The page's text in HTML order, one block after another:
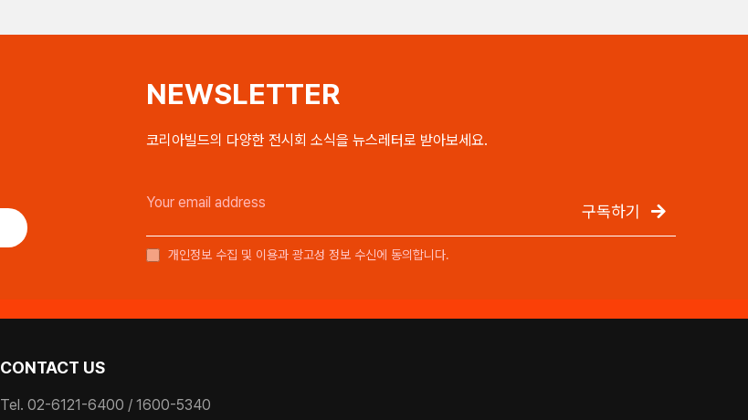
NEWSLETTER
코리아빌드의 다양한 전시회 소식을 뉴스레터로 받아보세요.
구독하기
개인정보 수집 및 이용과 광고성 정보 수신에 동의합니다.
CONTACT US
Tel. 02-6121-6400 / 1600-5340